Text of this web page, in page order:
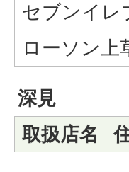
セブンイレ
ローソン上
深見
取扱店名